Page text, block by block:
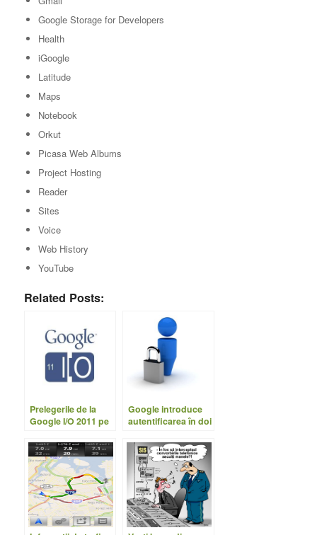
Google Storage for Developers
Health
iGoogle
Latitude
Maps
Notebook
Orkut
Picasa Web Albums
Project Hosting
Reader
Sites
Voice
Web History
YouTube
Related Posts:
Prelegerile de la
Google I/O 2011 pe
Google introduce
autentificarea în doi